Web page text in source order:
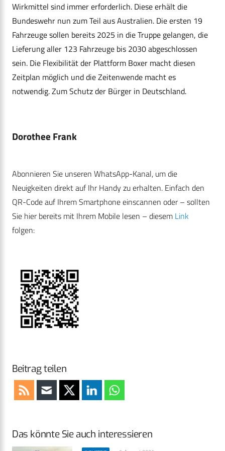
Wirkmittel sind immer erforderlich. Diese erhält die
Bundeswehr nun zum Teil aus Australien. Die ersten 19
Fahrzeuge sollen bereits 2025 in die Truppe gelangen, die
Lieferung aller 123 Fahrzeuge bis 2030 abgeschlossen
sein. Die Flexibilität der Plattform Boxer macht diesen
Zeitplan möglich und die Zeitenwende macht es
notwendig. Zum Schutz der Bürger in Deutschland.
Dorothee Frank
Abonnieren Sie unseren WhatsApp-Kanal, um die
Neuigkeiten direkt auf Ihr Handy zu erhalten. Einfach den
QR-Code auf Ihrem Smartphone einscannen oder – sollten
Sie hier bereits mit Ihrem Mobile lesen – diesem Link
folgen:
Beitrag teilen
Das könnte Sie auch interessieren